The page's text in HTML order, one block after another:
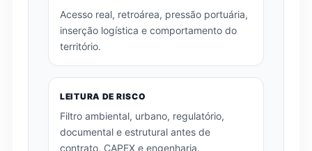
Acesso real, retroárea, pressão portuária,
inserção logística e comportamento do
território.
LEITURA DE RISCO
Filtro ambiental, urbano, regulatório,
documental e estrutural antes de
contrato, CAPEX e engenharia.